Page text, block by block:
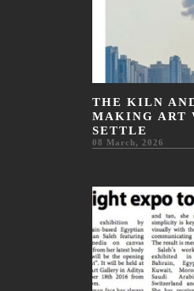
THE KILN
MAKING ART
SETTLE
08 March, 2026